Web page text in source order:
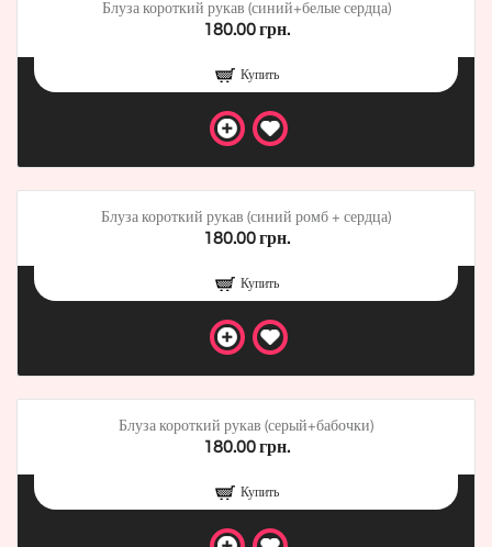
Блуза короткий рукав (синий+белые сердца)
180.00 грн.
Купить
Блуза короткий рукав (синий ромб + сердца)
180.00 грн.
Купить
Блуза короткий рукав (серый+бабочки)
180.00 грн.
Купить